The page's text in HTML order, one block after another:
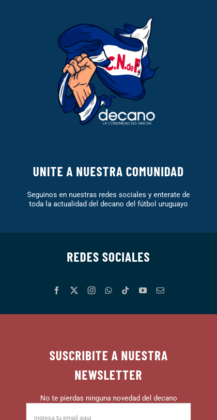
UNITE A NUESTRA COMUNIDAD
Seguinos en nuestras redes sociales y enterate de
toda la actualidad del decano del fútbol uruguayo
REDES SOCIALES
SUSCRIBITE A NUESTRA
NEWSLETTER
No te pierdas ninguna novedad del decano